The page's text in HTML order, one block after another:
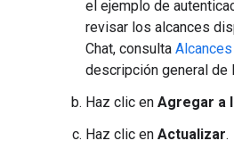
el ejemplo de
revisar los alcances
Chat, consulta
descripción general de
Haz clic en Agregar a
Haz clic en Actualizar.